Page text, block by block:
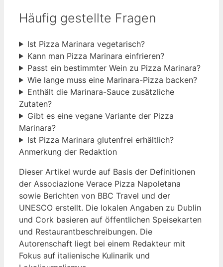
Häufig gestellte Fragen
Ist Pizza Marinara vegetarisch?
Kann man Pizza Marinara einfrieren?
Passt ein bestimmter Wein zu Pizza Marinara?
Wie lange muss eine Marinara-Pizza backen?
Enthält die Marinara-Sauce zusätzliche
Zutaten?
Gibt es eine vegane Variante der Pizza
Marinara?
Ist Pizza Marinara glutenfrei erhältlich?
Anmerkung der Redaktion
Dieser Artikel wurde auf Basis der Definitionen
der Associazione Verace Pizza Napoletana
sowie Berichten von BBC Travel und der
UNESCO erstellt. Die lokalen Angaben zu Dublin
und Cork basieren auf öffentlichen Speisekarten
und Restaurantbeschreibungen. Die
Autorenschaft liegt bei einem Redakteur mit
Fokus auf italienische Kulinarik und